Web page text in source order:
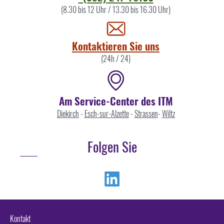
(8.30 bis 12 Uhr / 13.30 bis 16.30 Uhr)
Kontaktieren Sie uns
(24h / 24)
Am Service-Center des ITM
Diekirch- Esch-sur-Alzette-Strassen-Wiltz
Folgen Sie
Kontakt